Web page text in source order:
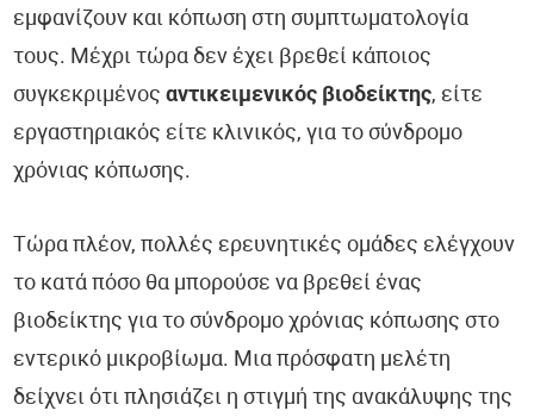
Κολπικό Μικροβίωμα - FemoScan®
Βιταμίνες & Μικροθρεπτικά - NutriScan®
Υγεία Καρδιάς και Αγγείων - CardioScan®
Παθολογικές Καταστάσεις
COVID-19
εμφανίζουν και κόπωση στη συμπτωματολογία
τους. Μέχρι τώρα δεν έχει βρεθεί κάποιος
συγκεκριμένοςαντικειμενικός βιοδείκτης, είτε
εργαστηριακός είτε κλινικός, για το σύνδρομο
χρόνιας κόπωσης.
Τώρα πλέον, πολλές ερευνητικές ομάδες ελέγχουν
το κατά πόσο θα μπορούσε να βρεθεί ένας
βιοδείκτης για το σύνδρομο χρόνιας κόπωσης στο
εντερικό μικροβίωμα. Μια πρόσφατη μελέτη
δείχνει ότι πλησιάζει η στιγμή της ανακάλυψης της